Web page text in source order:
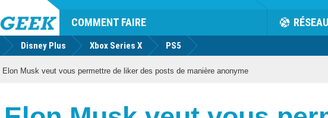
COMMENT FAIRE RÉSEAU
Disney Plus Xbox Series X PS5
Elon Musk veut vous permettre de liker des posts de manière anonyme